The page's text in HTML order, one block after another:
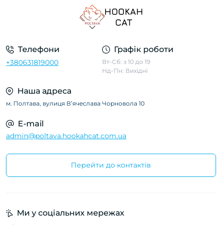
Телефони
+380631819000
Графік роботи
Вт-Сб: з 10 до 19
Нд-Пн: Вихідні
Наша адреса
м. Полтава, вулиця Вʼячеслава Чорновола 10
E-mail
admin@poltava.hookahcat.com.ua
Перейти до контактів
Ми у соціальних мережах